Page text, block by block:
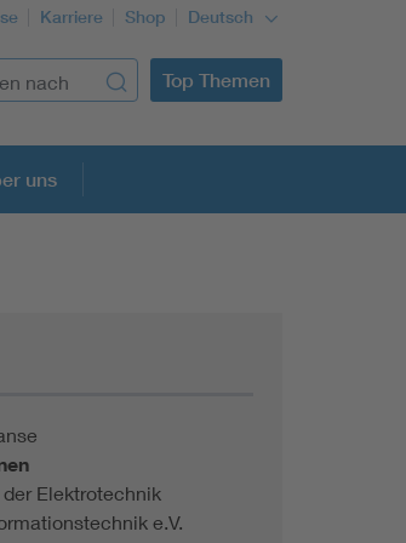
Karriere Shop Deutsch
Top Themen
uns
der Elektrotechnik
e.V.